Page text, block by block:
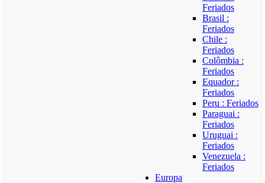
Feriados
Brasil :
Feriados
Chile :
Feriados
Colômbia :
Feriados
Equador :
Feriados
Peru : Feriados
Paraguai :
Feriados
Uruguai :
Feriados
Venezuela :
Feriados
Europa